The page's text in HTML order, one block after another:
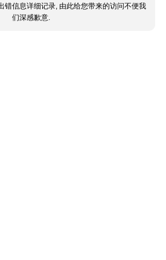
错信息详细记录, 由此给您带来的访问不便我
们深感歉意.